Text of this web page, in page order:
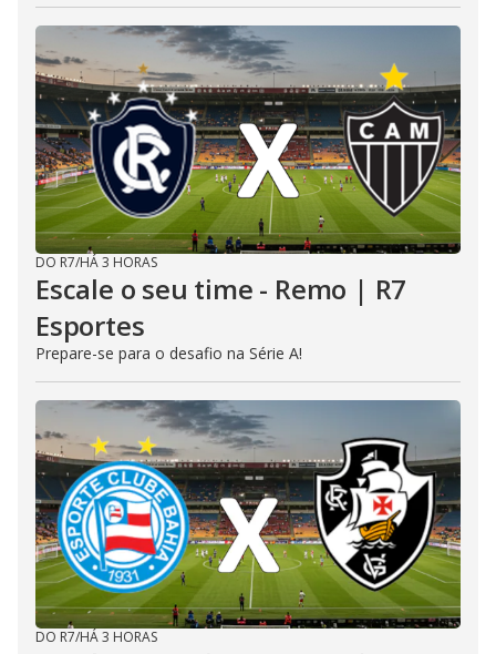
DO R7/HÁ 3 HORAS
Escale o seu time - Remo | R7
Esportes
Prepare-se para o desafio na Série A!
DO R7/HÁ 3 HORAS